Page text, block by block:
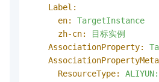
Label:
en:
TargetInstance
zh-cn:
目标实例
AssociationProperty:
ResourceType: